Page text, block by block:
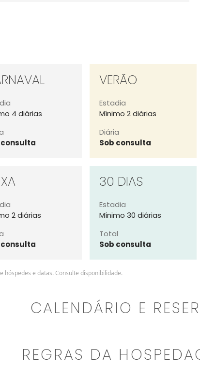
4 diárias
consulta
VERÃO
Estadia
Mínimo 2 diárias
Diária
Sob consulta
2 diárias
consulta
30 DIAS
Estadia
Mínimo 30 diárias
Total
Sob consulta
e datas. Consulte disponibilidade.
CALENDÁRIO E
REGRAS DA